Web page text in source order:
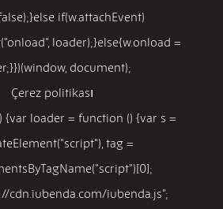
if(w.attachEvent)
loader);}else{w.onload =
document);
Çerez politikası
{var loader = function () {var s =
tag =
cdn.iubenda.com/iubenda.js";